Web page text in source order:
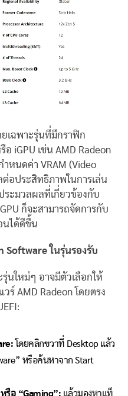
เฉพาะรุ่นที่มีกราฟิก
อ iGPU เช่น AMD Radeon
ำหนดค่า VRAM (Video
ต่อประสิทธิภาพในการเล่น
ระมวลผลที่เกี่ยวข้องกับ
ก็จะสามารถจัดการกับ
ได้ดีขึ้น
Software ในรุ่นรองรับ
นใหม่ๆ อาจมีตัวเลือกให้
ร์ AMD Radeon โดยตรง
โดยคลิกขวาที่ Desktop แล้ว
หรือค้นหาจาก Start
รือ “Gaming”: แล้วมองหาแท็